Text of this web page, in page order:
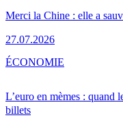
Merci la Chine : elle a
27.07.2026
L’euro en mèmes : quand
billets
ÉCONOMIE